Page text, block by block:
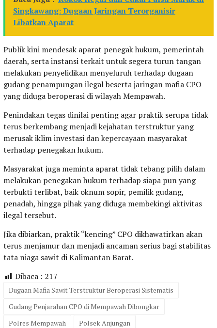
Singkawang: Dugaan Jaringan Terorganisir
Libatkan Aparat
Publik kini mendesak aparat penegak hukum, pemerintah
daerah, serta instansi terkait untuk segera turun tangan
melakukan penyelidikan menyeluruh terhadap dugaan
gudang penampungan ilegal beserta jaringan mafia CPO
yang diduga beroperasi di wilayah Mempawah.
Penindakan tegas dinilai penting agar praktik serupa tidak
terus berkembang menjadi kejahatan terstruktur yang
merusak iklim investasi dan kepercayaan masyarakat
terhadap penegakan hukum.
Masyarakat juga meminta aparat tidak tebang pilih dalam
melakukan penegakan hukum terhadap siapa pun yang
terbukti terlibat, baik oknum sopir, pemilik gudang,
penadah, hingga pihak yang diduga membekingi aktivitas
ilegal tersebut.
Jika dibiarkan, praktik “kencing” CPO dikhawatirkan akan
terus menjamur dan menjadi ancaman serius bagi stabilitas
tata niaga sawit di Kalimantan Barat.
Dibaca : 217
Dugaan Mafia Sawit Terstruktur Beroperasi Sistematis
Gudang Penjarahan CPO di Mempawah Dibongkar
Polres Mempawah
Polsek Anjungan